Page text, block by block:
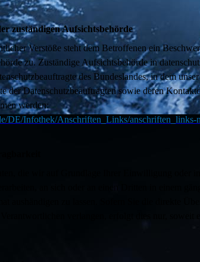
zuständigen Aufsichtsbehörde
Verstöße steht dem Betroffenen ein
zu. Zuständige Aufsichtsbehörde in
des Bundeslandes, in dem
der Datenschutzbeauftragten sowie deren
werden:
DE/Infothek/Anschriften_Links/anschriften_links-